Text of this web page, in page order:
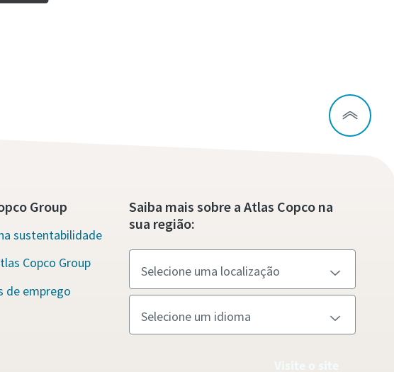
Group
sustentabilidade
Copco Group
de emprego
Saiba mais sobre a Atlas Copco na
sua região: